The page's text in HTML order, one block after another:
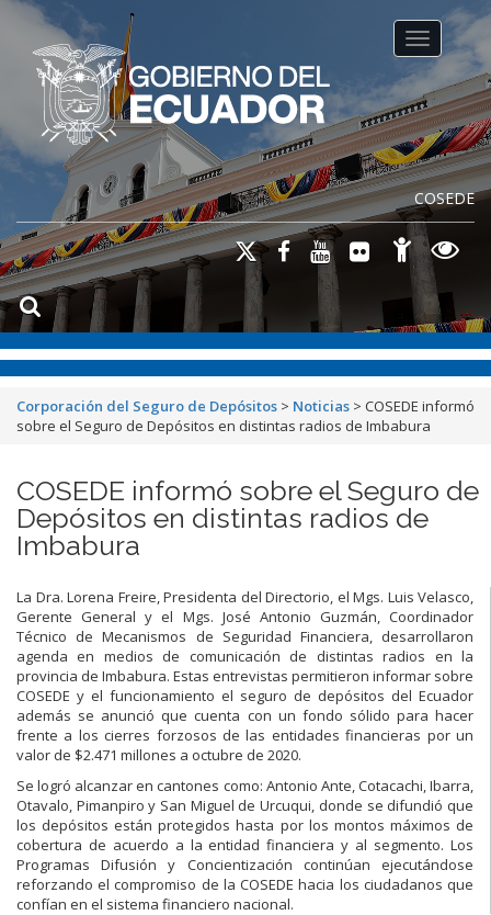
COSEDE
Toggle
Corporación del Seguro de Depósitos > Noticias > COSEDE informó
sobre el Seguro de Depósitos en distintas radios de Imbabura
COSEDE informó sobre el Seguro de
Depósitos en distintas radios de
Imbabura
La Dra. Lorena Freire, Presidenta del Directorio, el Mgs. Luis Velasco,
Gerente General y el Mgs. José Antonio Guzmán, Coordinador
Técnico de Mecanismos de Seguridad Financiera, desarrollaron
agenda en medios de comunicación de distintas radios en la
provincia de Imbabura. Estas entrevistas permitieron informar sobre
COSEDE y el funcionamiento el seguro de depósitos del Ecuador
además se anunció que cuenta con un fondo sólido para hacer
frente a los cierres forzosos de las entidades financieras por un
valor de $2.471 millones a octubre de 2020.
Se logró alcanzar en cantones como: Antonio Ante, Cotacachi, Ibarra,
Otavalo, Pimanpiro y San Miguel de Urcuqui, donde se difundió que
los depósitos están protegidos hasta por los montos máximos de
cobertura de acuerdo a la entidad financiera y al segmento. Los
Programas Difusión y Concientización continúan ejecutándose
reforzando el compromiso de la COSEDE hacia los ciudadanos que
confían en el sistema financiero nacional.